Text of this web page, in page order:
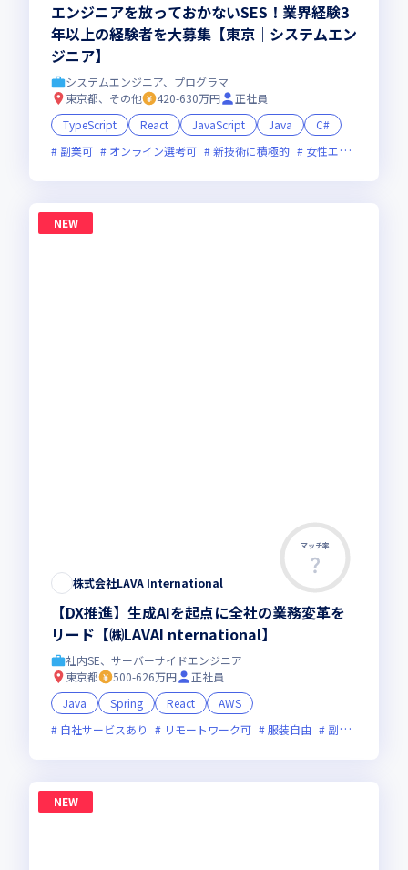
エンジニアを放っておかないSES！業界経験3
年以上の経験者を大募集【東京｜システムエン
ジニア】
システムエンジニア、プログラマ
東京都、その他
420-630万円
正社員
TypeScript
React JavaScript Java
C#
副業可
オンライン選考可 新技術に積極的 女性エンジニアが活躍中
NEW
マッチ率
株式会社LAVA International
【DX推進】生成AIを起点に全社の業務変革を
リード【㈱LAVAI nternational】
社内SE、サーバーサイドエンジニア
東京都
500-626万円
正社員
Java
Spring React
AWS
自社サービスあり
リモートワーク可 服装自由 副業可
NEW